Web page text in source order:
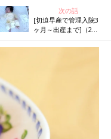
次の話
[切迫早産で管理入院3
ヶ月～出産まで]（2）
まま管理入院編